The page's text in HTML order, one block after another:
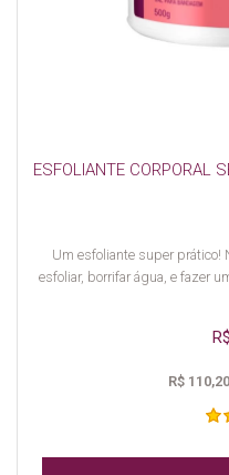
ESFOLIANTE CORPORAL
Um esfoliante super prático!
esfoliar, borrifar água, e fazer
R$ 110,20